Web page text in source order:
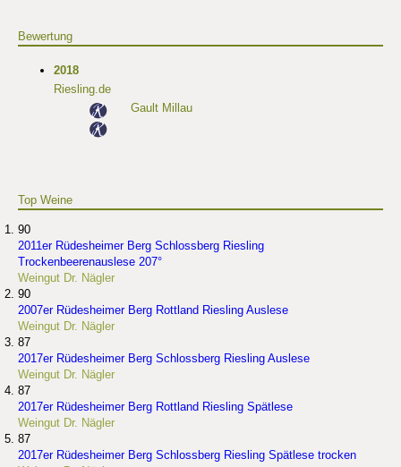
Bewertung
2018
Riesling.de
Gault Millau
Top Weine
90
2011er Rüdesheimer Berg Schlossberg Riesling
Trockenbeerenauslese 207°
Weingut Dr. Nägler
90
2007er Rüdesheimer Berg Rottland Riesling Auslese
Weingut Dr. Nägler
87
2017er Rüdesheimer Berg Schlossberg Riesling Auslese
Weingut Dr. Nägler
87
2017er Rüdesheimer Berg Rottland Riesling Spätlese
Weingut Dr. Nägler
87
2017er Rüdesheimer Berg Schlossberg Riesling Spätlese trocken